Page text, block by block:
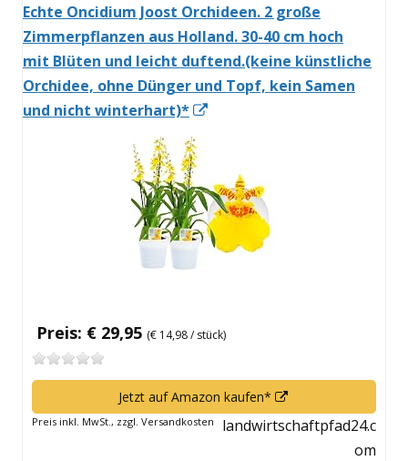
Echte Oncidium Joost Orchideen. 2 große
Zimmerpflanzen aus Holland. 30-40 cm hoch
mit Blüten und leicht duftend.(keine künstliche
Orchidee, ohne Dünger und Topf, kein Samen
und nicht winterhart)*
öffnen
Preis: € 29,95 (€ 14,98 / stück)
Jetzt auf Amazon kaufen*
neuem
Fenster
Preis inkl. MwSt., zzgl. Versandkosten
landwirtschaftpfad24.c
om